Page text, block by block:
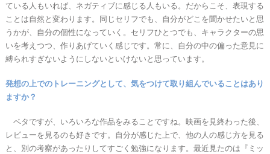
ている人もいれば、ネガティブに感じる人もいる。だからこそ、表現する
ことは自然と変わります。同じセリフでも、自分がどこを聞かせたいと思
うかが、自分の個性になっていく。セリフひとつでも、キャラクターの思
いを考えつつ、作りあげていく感じです。常に、自分の中の偏った意見に
縛られすぎないようにしないといけないと思っています。
発想の上でのトレーニングとして、気をつけて取り組んでいることはあり
ますか？
ベタですが、いろいろな作品をみることですね。映画を見終わった後、
レビューを見るのも好きです。自分が感じた上で、他の人の感じ方を見る
と、別の考察があったりしてすごく勉強になります。最近見たのは『ミッ